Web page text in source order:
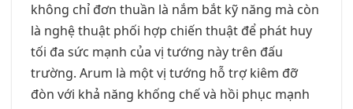
không chỉ đơn thuần là nắm bắt kỹ năng mà còn
là nghệ thuật phối hợp chiến thuật để phát huy
tối đa sức mạnh của vị tướng này trên đấu
trường. Arum là một vị tướng hỗ trợ kiêm đỡ
đòn với khả năng khống chế và hồi phục mạnh